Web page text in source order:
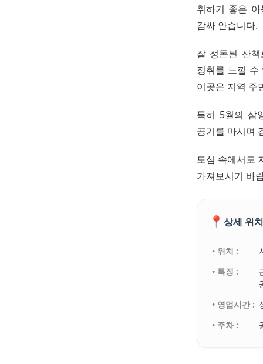
취하기 좋은
감싸 안습니다.
잘 정돈된 산
정취를 느낄
이곳은 지역 주
특히 5월의 삼
공기를 마시며
도심 속에서도
가져보시기 바
📍 상세 위
• 위치 :
• 특징 :
• 영업시간 :
• 주차 :